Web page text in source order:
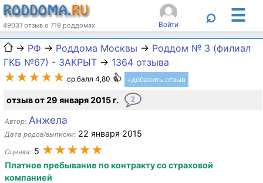
49031 отзыв о 719 роддомах Войти ⌕ ☰
→ РФ → Роддома Москвы → Роддом № 3 (филиал
ГКБ №67) - ЗАКРЫТ → 1364 отзыва
★★★★★ ср.балл 4,80 +добавить отзыв
отзыв от 29 января 2015 г. 2
Автор: Анжела
Дата родов/выписки: 22 января 2015
Оценка: 5 ★★★★★
Платное пребывание по контракту со страховой
компанией